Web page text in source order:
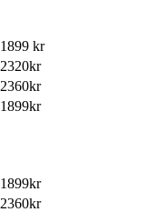
1899 kr
2320kr
2360kr
1899kr
1899kr
2360kr